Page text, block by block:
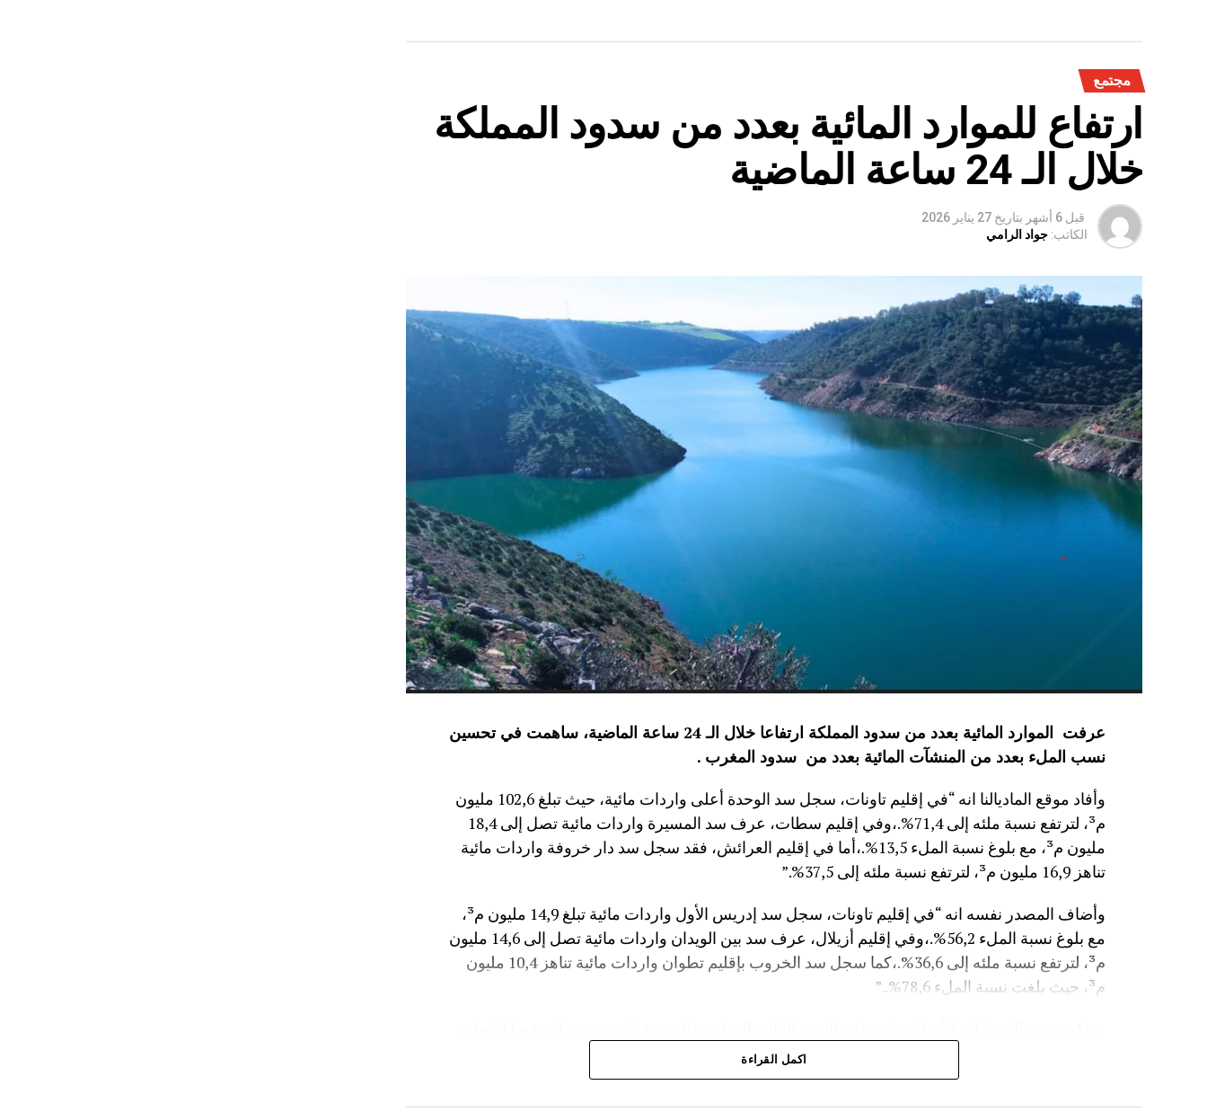
مجتمع
ارتفاع للموارد المائية بعدد من سدود المملكة
خلال الـ 24 ساعة الماضية
قبل 6 أشهر بتاريخ 27 يناير 2026
الكاتب: جواد الرامي
عرفت الموارد المائية بعدد من سدود المملكة ارتفاعا خلال الـ 24 ساعة الماضية، ساهمت في تحسين
نسب الملء بعدد من المنشآت المائية بعدد من سدود المغرب .
وأفاد موقع الماديالنا انه “في إقليم تاونات، سجل سد الوحدة أعلى واردات مائية، حيث تبلغ 102,6 مليون
م³، لترتفع نسبة ملئه إلى 71,4%.،وفي إقليم سطات، عرف سد المسيرة واردات مائية تصل إلى 18,4
مليون م³، مع بلوغ نسبة الملء 13,5%.،أما في إقليم العرائش، فقد سجل سد دار خروفة واردات مائية
تناهز 16,9 مليون م³، لترتفع نسبة ملئه إلى 37,5%.”
وأضاف المصدر نفسه انه “في إقليم تاونات، سجل سد إدريس الأول واردات مائية تبلغ 14,9 مليون م³،
مع بلوغ نسبة الملء 56,2%.،وفي إقليم أزيلال، عرف سد بين الويدان واردات مائية تصل إلى 14,6 مليون
م³، لترتفع نسبة ملئه إلى 36,6%.،كما سجل سد الخروب بإقليم تطوان واردات مائية تناهز 10,4 مليون
م³، حيث بلغت نسبة الملء 78,6%..”
اكمل القراءة